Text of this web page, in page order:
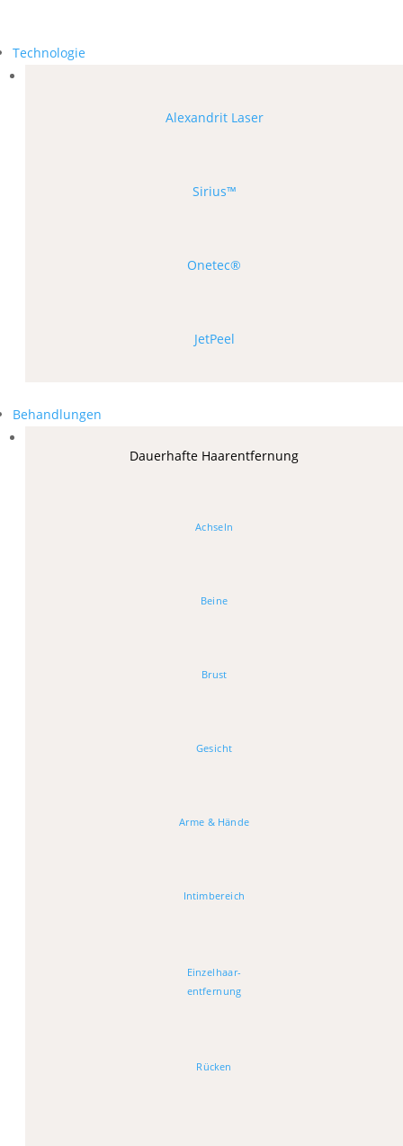
Technologie
Alexandrit Laser
Sirius™
Onetec®
JetPeel
Behandlungen
Dauerhafte Haarentfernung
Achseln
Beine
Brust
Gesicht
Arme & Hände
Intimbereich
Einzelhaar-
entfernung
Rücken